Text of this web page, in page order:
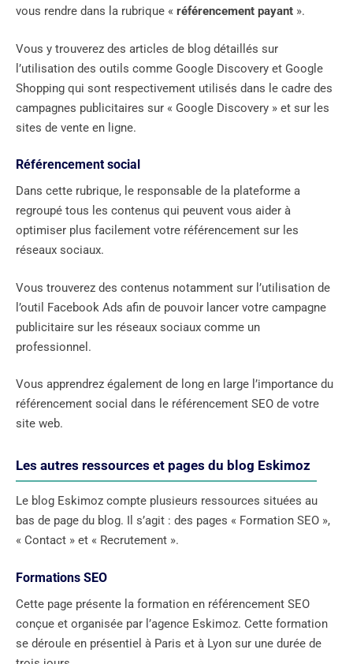
vous rendre dans la rubrique « référencement payant ».
Vous y trouverez des articles de blog détaillés sur
l’utilisation des outils comme Google Discovery et Google
Shopping qui sont respectivement utilisés dans le cadre des
campagnes publicitaires sur « Google Discovery » et sur les
sites de vente en ligne.
Référencement social
Dans cette rubrique, le responsable de la plateforme a
regroupé tous les contenus qui peuvent vous aider à
optimiser plus facilement votre référencement sur les
réseaux sociaux.
Vous trouverez des contenus notamment sur l’utilisation de
l’outil Facebook Ads afin de pouvoir lancer votre campagne
publicitaire sur les réseaux sociaux comme un
professionnel.
Vous apprendrez également de long en large l’importance du
référencement social dans le référencement SEO de votre
site web.
Les autres ressources et pages du blog Eskimoz
Le blog Eskimoz compte plusieurs ressources situées au
bas de page du blog. Il s’agit : des pages « Formation SEO »,
« Contact » et « Recrutement ».
Formations SEO
Cette page présente la formation en référencement SEO
conçue et organisée par l’agence Eskimoz. Cette formation
se déroule en présentiel à Paris et à Lyon sur une durée de